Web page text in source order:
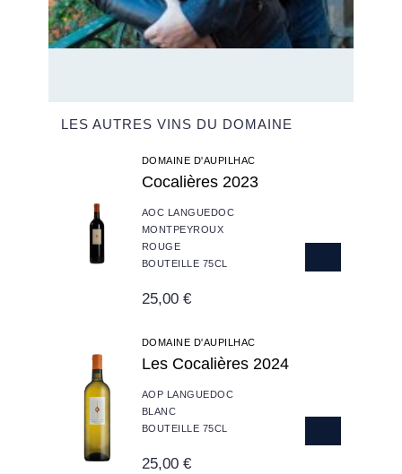
LES AUTRES VINS DU DOMAINE
DOMAINE D'AUPILHAC
Cocalières 2023
AOC LANGUEDOC
MONTPEYROUX
ROUGE
BOUTEILLE 75CL
25,00 €
DOMAINE D'AUPILHAC
Les Cocalières 2024
AOP LANGUEDOC
BLANC
BOUTEILLE 75CL
25,00 €